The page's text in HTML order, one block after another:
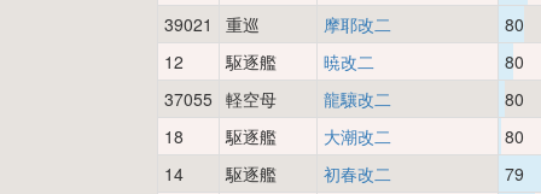
39021
重巡 摩耶改二
80
12
駆逐艦 暁改二
80
37055 軽空母 龍驤改二
80
18
駆逐艦 大潮改二
80
14
駆逐艦 初春改二
79